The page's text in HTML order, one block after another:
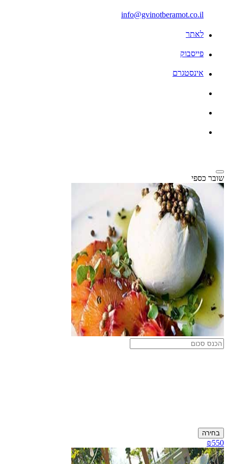
info@gvinotberamot.co.il
לאתר
פייסבוק
אינסטגרם
שובר כספי
בחירה
₪550